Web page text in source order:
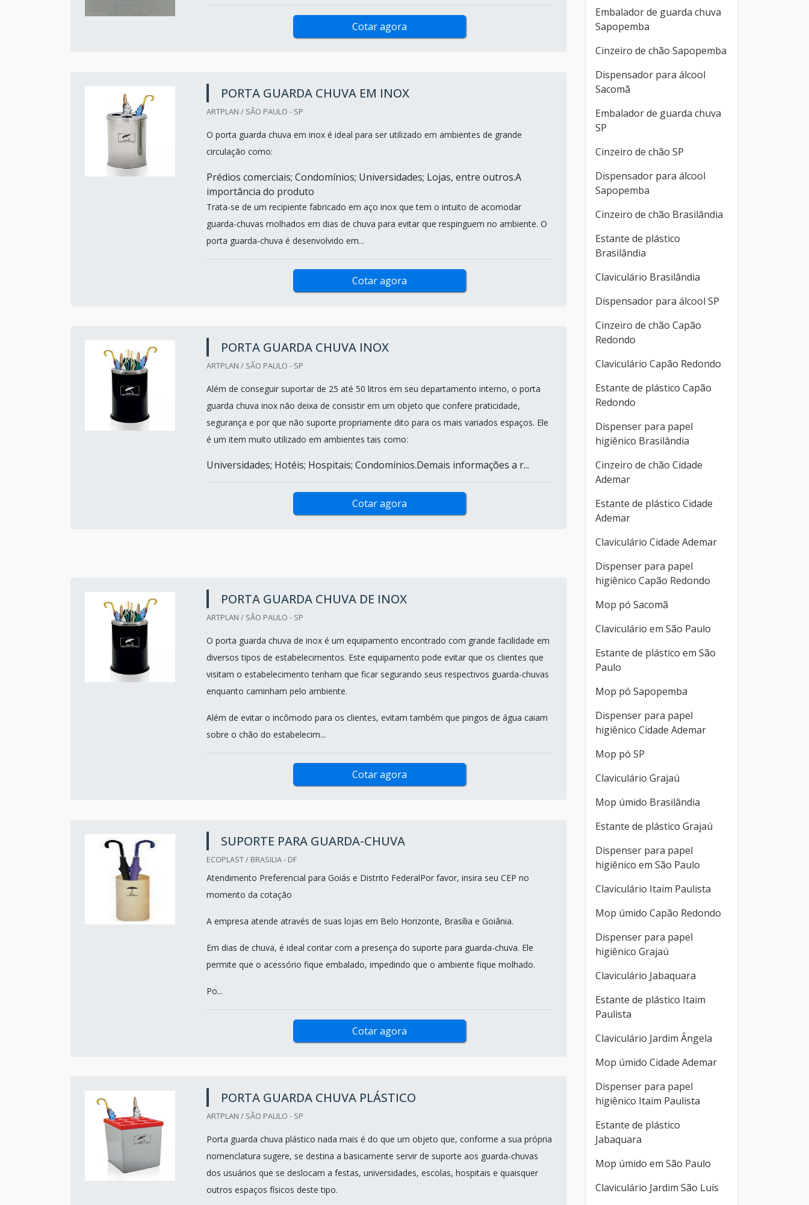
Cotar agora
PORTA GUARDA CHUVA EM INOX
ARTPLAN / SÃO PAULO - SP
O porta guarda chuva em inox é ideal para ser utilizado em ambientes de grande
circulação como:
Prédios comerciais; Condomínios; Universidades; Lojas, entre outros.A
importância do produto
Trata-se de um recipiente fabricado em aço inox que tem o intuito de acomodar
guarda-chuvas molhados em dias de chuva para evitar que respinguem no ambiente. O
porta guarda-chuva é desenvolvido em...
Cotar agora
PORTA GUARDA CHUVA INOX
ARTPLAN / SÃO PAULO - SP
Além de conseguir suportar de 25 até 50 litros em seu departamento interno, o porta
guarda chuva inox não deixa de consistir em um objeto que confere praticidade,
segurança e por que não suporte propriamente dito para os mais variados espaços. Ele
é um item muito utilizado em ambientes tais como:
Universidades; Hotéis; Hospitais; Condomínios.Demais informações a r...
Cotar agora
PORTA GUARDA CHUVA DE INOX
ARTPLAN / SÃO PAULO - SP
O porta guarda chuva de inox é um equipamento encontrado com grande facilidade em
diversos tipos de estabelecimentos. Este equipamento pode evitar que os clientes que
visitam o estabelecimento tenham que ficar segurando seus respectivos guarda-chuvas
enquanto caminham pelo ambiente.
Além de evitar o incômodo para os clientes, evitam também que pingos de água caiam
sobre o chão do estabelecim...
Cotar agora
SUPORTE PARA GUARDA-CHUVA
ECOPLAST / BRASILIA - DF
Atendimento Preferencial para Goiás e Distrito FederalPor favor, insira seu CEP no
momento da cotação
A empresa atende através de suas lojas em Belo Horizonte, Brasília e Goiânia.
Em dias de chuva, é ideal contar com a presença do suporte para guarda-chuva. Ele
permite que o acessório fique embalado, impedindo que o ambiente fique molhado.
Po...
Cotar agora
PORTA GUARDA CHUVA PLÁSTICO
ARTPLAN / SÃO PAULO - SP
Porta guarda chuva plástico nada mais é do que um objeto que, conforme a sua própria
nomenclatura sugere, se destina a basicamente servir de suporte aos guarda-chuvas
dos usuários que se deslocam a festas, universidades, escolas, hospitais e quaisquer
outros espaços físicos deste tipo.
Embalador de guarda chuva
Sapopemba
Cinzeiro de chão Sapopemba
Dispensador para álcool
Sacomã
Embalador de guarda chuva
SP
Cinzeiro de chão SP
Dispensador para álcool
Sapopemba
Cinzeiro de chão Brasilândia
Estante de plástico
Brasilândia
Claviculário Brasilândia
Dispensador para álcool SP
Cinzeiro de chão Capão
Redondo
Claviculário Capão Redondo
Estante de plástico Capão
Redondo
Dispenser para papel
higiênico Brasilândia
Cinzeiro de chão Cidade
Ademar
Estante de plástico Cidade
Ademar
Claviculário Cidade Ademar
Dispenser para papel
higiênico Capão Redondo
Mop pó Sacomã
Claviculário em São Paulo
Estante de plástico em São
Paulo
Mop pó Sapopemba
Dispenser para papel
higiênico Cidade Ademar
Mop pó SP
Claviculário Grajaú
Mop úmido Brasilândia
Estante de plástico Grajaú
Dispenser para papel
higiênico em São Paulo
Claviculário Itaim Paulista
Mop úmido Capão Redondo
Dispenser para papel
higiênico Grajaú
Claviculário Jabaquara
Estante de plástico Itaim
Paulista
Claviculário Jardim Ângela
Mop úmido Cidade Ademar
Dispenser para papel
higiênico Itaim Paulista
Estante de plástico
Jabaquara
Mop úmido em São Paulo
Claviculário Jardim São Luís